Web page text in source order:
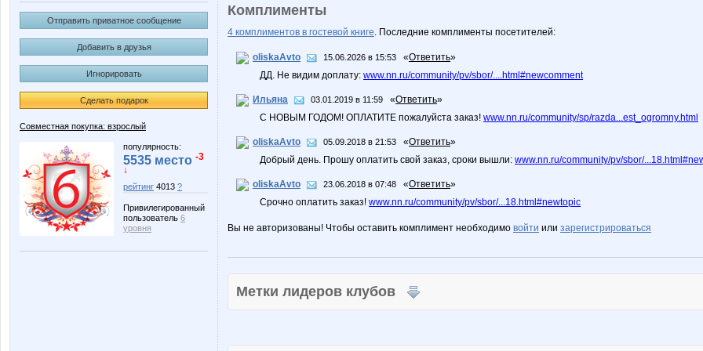
Отправить приватное сообщение
Добавить в друзья
Игнорировать
Сделать подарок
Совместная покупка: взрослый
популярность:
5535 место -3
↓
рейтинг 4013 ?
Привилегированный
пользователь 6
уровня
Комплименты
4 комплиментов в гостевой книге. Последние комплименты посетителей:
oliskaAvto 15.06.2026 в 15:53 «Ответить»
ДД. Не видим доплату: www.nn.ru/community/pv/sbor/....html#newcomment
Ильяна 03.01.2019 в 11:59 «Ответить»
С НОВЫМ ГОДОМ! ОПЛАТИТЕ пожалуйста заказ! www.nn.ru/community/sp/razda...est_ogromny.html
oliskaAvto 05.09.2018 в 21:53 «Ответить»
Добрый день. Прошу оплатить свой заказ, сроки вышли: www.nn.ru/community/pv/sbor/
oliskaAvto 23.06.2018 в 07:48 «Ответить»
Срочно оплатить заказ! www.nn.ru/community/pv/sbor/...18.html#newtopic
Вы не авторизованы! Чтобы оставить комплимент необходимо войти или зарегистрироваться
Метки лидеров клубов